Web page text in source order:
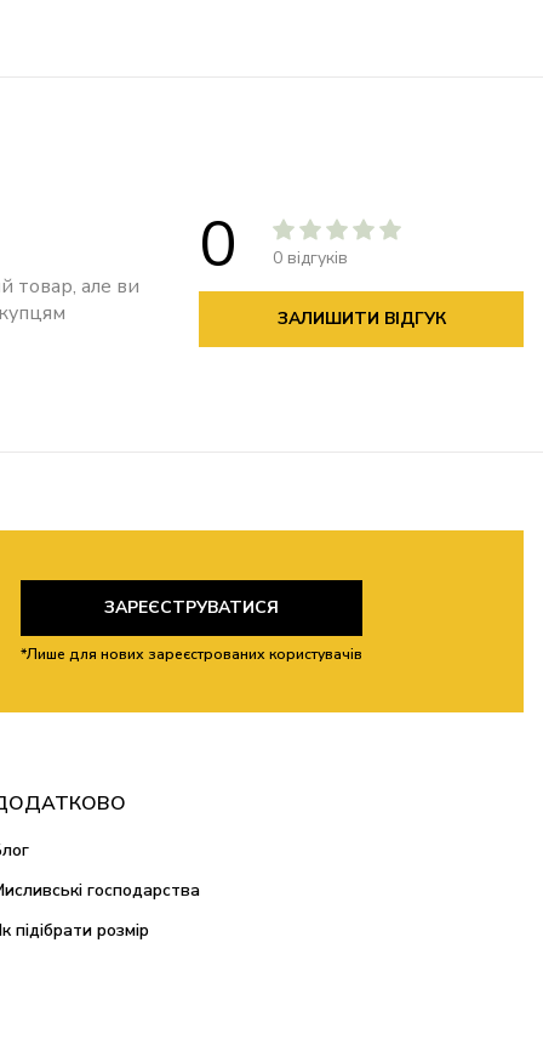
0 0 відгуків
ЗАЛИШИТИ ВІДГУК
товар, але ви
ЗАРЕЄСТРУВАТИСЯ
*Лише для нових зареєстрованих користувачів
господарства
підібрати розмір